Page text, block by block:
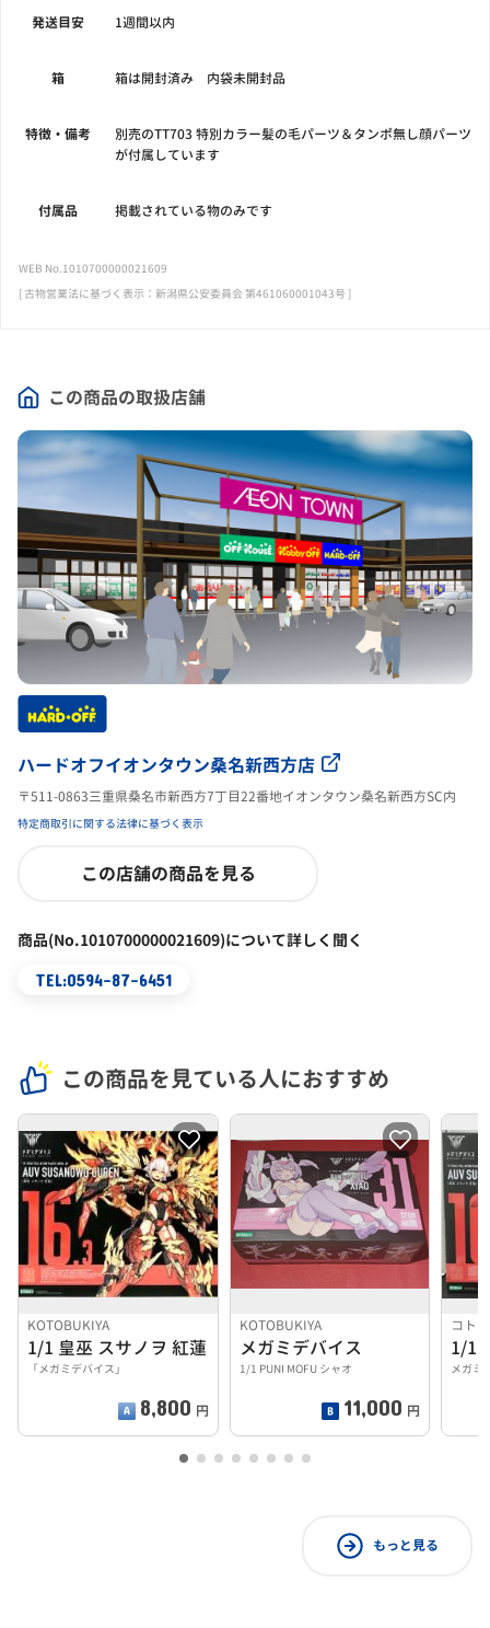
この商品の取扱店舗
ハードオフイオンタウン桑名新西方店
〒511-0863三重県桑名市新西方7丁目22番地イオンタウン桑名新西方SC内
特定商取引に関する法律に基づく表示
この店舗の商品を見る
商品(No.1010700000021609)について詳しく聞く
TEL:0594-87-6451
発送目安 1週間以内
箱 箱は開封済み 内袋未開封品
特徴・備考
別売のTT703 特別カラー髪の毛パーツ＆タンポ無し顔パーツ
が付属しています
付属品 掲載されている物のみです
WEB No.1010700000021609
[ 古物営業法に基づく表示：新潟県公安委員会 第461060001043号 ]
この商品を見ている人におすすめ
KOTOBUKIYA
1/1 皇巫 スサノヲ 紅蓮
「メガミデバイス」
8,800 円
KOTOBUKIYA
メガミデバイス
1/1 PUNI MOFU シャオ
11,000 円
コト
1/1
メガミ
もっと見る